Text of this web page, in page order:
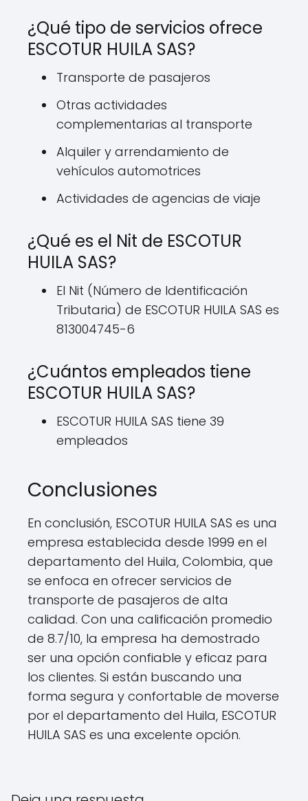
¿Qué tipo de servicios ofrece
ESCOTUR HUILA SAS?
Transporte de pasajeros
Otras actividades
complementarias al transporte
Alquiler y arrendamiento de
vehículos automotrices
Actividades de agencias de viaje
¿Qué es el Nit de ESCOTUR
HUILA SAS?
El Nit (Número de Identificación
Tributaria) de ESCOTUR HUILA SAS es
813004745-6
¿Cuántos empleados tiene
ESCOTUR HUILA SAS?
ESCOTUR HUILA SAS tiene 39
empleados
Conclusiones
En conclusión, ESCOTUR HUILA SAS es una
empresa establecida desde 1999 en el
departamento del Huila, Colombia, que
se enfoca en ofrecer servicios de
transporte de pasajeros de alta
calidad. Con una calificación promedio
de 8.7/10, la empresa ha demostrado
ser una opción confiable y eficaz para
los clientes. Si están buscando una
forma segura y confortable de moverse
por el departamento del Huila, ESCOTUR
HUILA SAS es una excelente opción.